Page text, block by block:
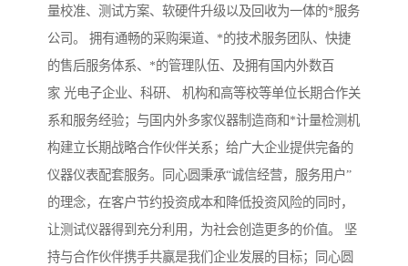
量校准、测试方案、软硬件升级以及回收为一体的*服务
公司。 拥有通畅的采购渠道、*的技术服务团队、快捷
的售后服务体系、*的管理队伍、及拥有国内外数百
家 光电子企业、科研、 机构和高等校等单位长期合作关
系和服务经验；与国内外多家仪器制造商和*计量检测机
构建立长期战略合作伙伴关系；给广大企业提供完备的
仪器仪表配套服务。同心圆秉承“诚信经营，服务用户”
的理念，在客户节约投资成本和降低投资风险的同时，
让测试仪器得到充分利用，为社会创造更多的价值。 坚
持与合作伙伴携手共赢是我们企业发展的目标；同心圆